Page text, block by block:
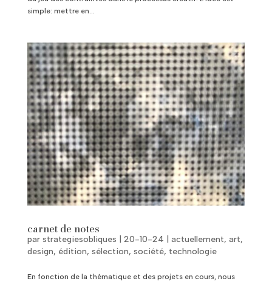
simple: mettre en...
carnet de notes
par strategiesobliques 20-10-24 actuellement, art,
design, édition, sélection, société, technologie
En fonction de la thématique et des projets en cours, nous